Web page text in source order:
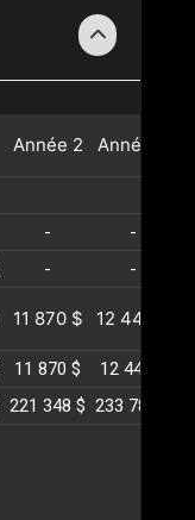
Année 2 Année
-
-
-
-
11 870 $ 12 440 $
11 870 $ 12 440 $
221 348 $ 233 789 $